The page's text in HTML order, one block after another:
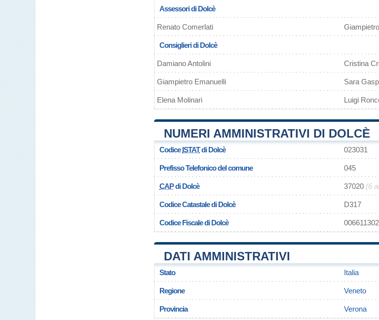
Assessori di Dolcè
Renato Comerlati
Consiglieri di Dolcè
Damiano Antolini Cristina
Giampietro Emanuelli Sara
Elena Molinari Luigi
NUMERI AMMINISTRATIVI DI DOLCÈ
CodiceISTATdi Dolcè 023031
Prefisso Telefonico del comune 045
CAPdi Dolcè 37020 (6
Codice Catastale di Dolcè D317
Codice Fiscale di Dolcè
DATI AMMINISTRATIVI
Stato Italia
Regione Veneto
Provincia Verona